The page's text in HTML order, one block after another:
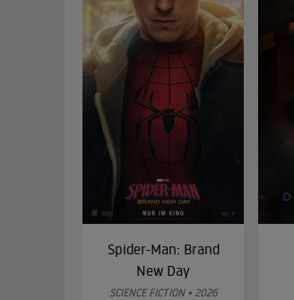
Spider-Man: Brand
New Day
SCIENCE FICTION • 2026